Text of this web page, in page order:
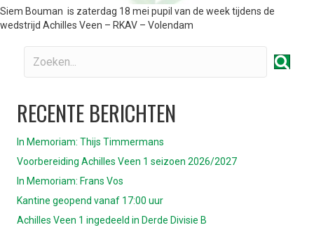
Siem Bouman is zaterdag 18 mei pupil van de week tijdens de
wedstrijd Achilles Veen – RKAV – Volendam
RECENTE BERICHTEN
In Memoriam: Thijs Timmermans
Voorbereiding Achilles Veen 1 seizoen 2026/2027
In Memoriam: Frans Vos
Kantine geopend vanaf 17:00 uur
Achilles Veen 1 ingedeeld in Derde Divisie B